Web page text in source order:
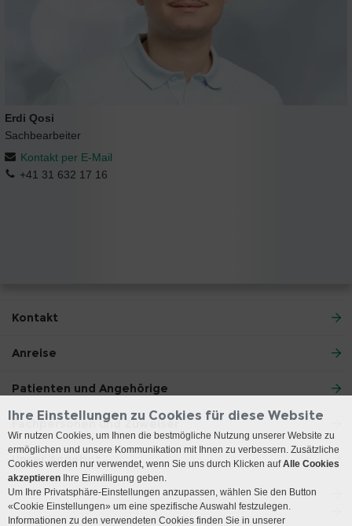
Erdi Qosi
Sachbearbeiter
Kontakt per E-Mail
+41 31 632 17 16
Kontakt
Anreise
Patienten und Angehörige
Fachpersonen und Zuweiser
Unser Angebot
Ihre Einstellungen zu Cookies für diese Website
Wir nutzen Cookies, um Ihnen die bestmögliche Nutzung unserer Website zu
ermöglichen und unsere Kommunikation mit Ihnen zu verbessern. Zusätzliche
Cookies werden nur verwendet, wenn Sie uns durch Klicken aufAlle Cookies
akzeptieren Ihre Einwilligung geben.
Um Ihre Privatsphäre-Einstellungen anzupassen, wählen Sie den Button
«Cookie Einstellungen» um eine spezifische Auswahl festzulegen.
Informationen zu den verwendeten Cookies finden Sie in unserer